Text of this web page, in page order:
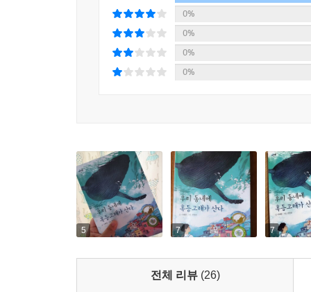
0%
0%
0%
0%
5 7 7
전체 리뷰 (26)